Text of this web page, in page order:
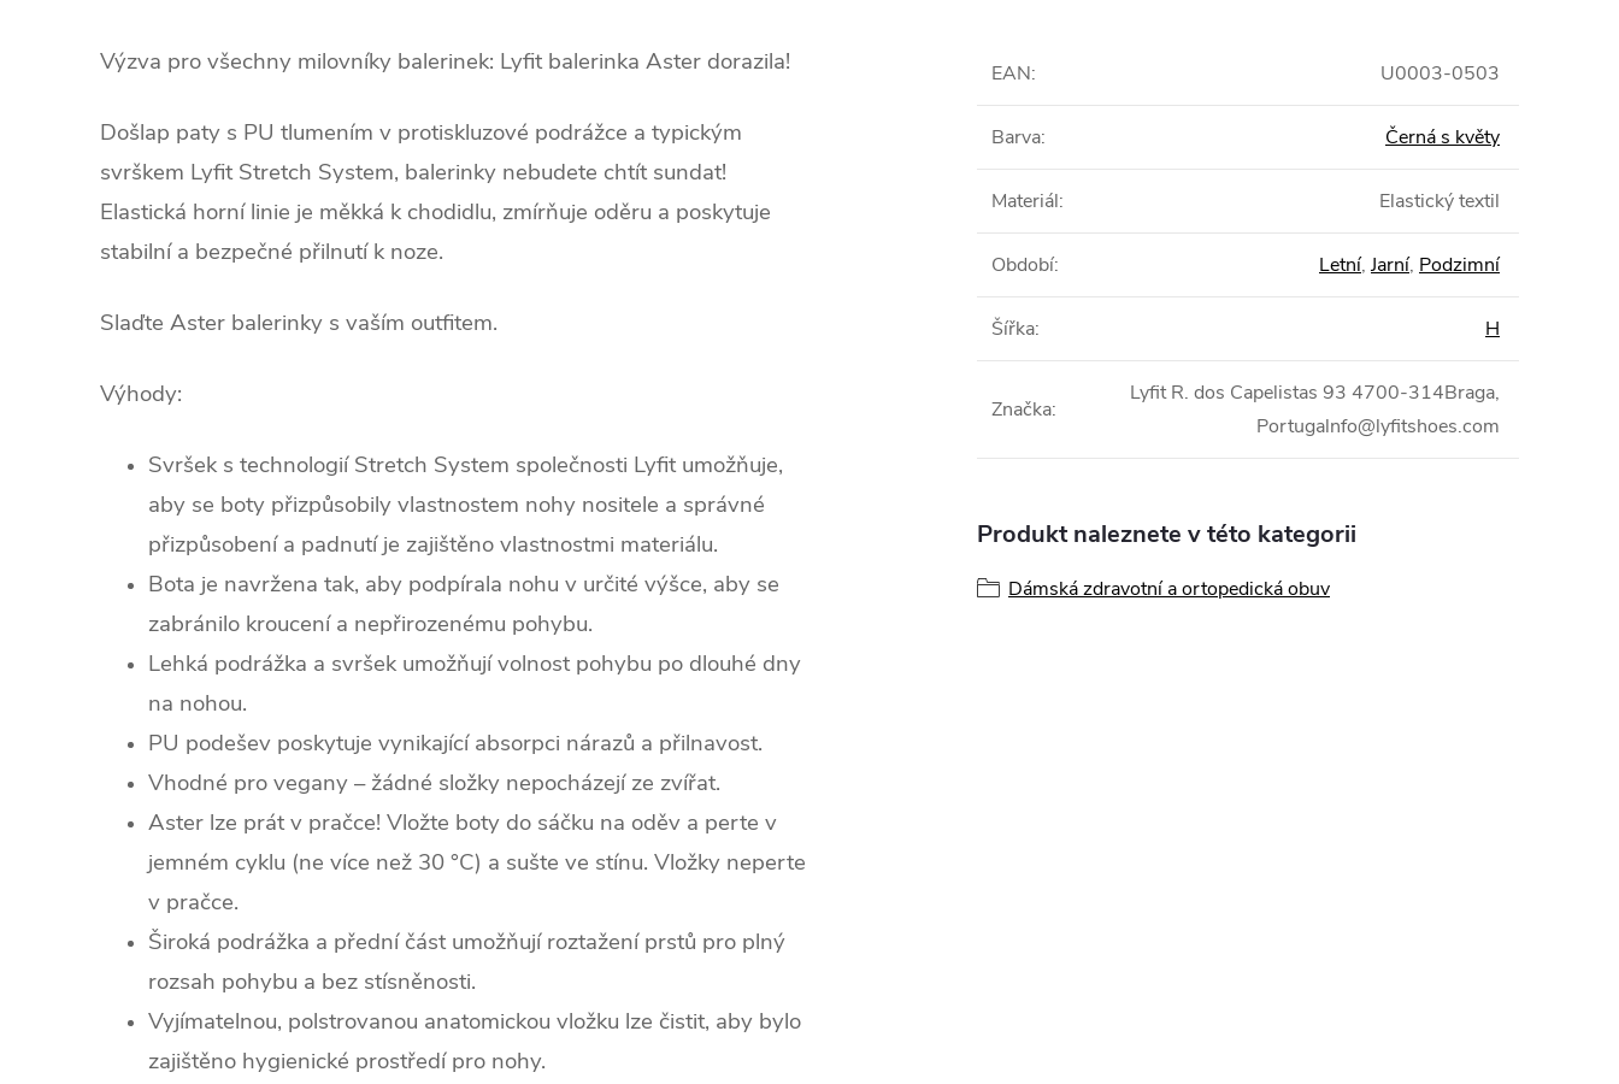
Výzva pro všechny milovníky balerinek: Lyfit balerinka Aster dorazila!
Došlap paty s PU tlumením v protiskluzové podrážce a typickým
svrškem Lyfit Stretch System, balerinky nebudete chtít sundat!
Elastická horní linie je měkká k chodidlu, zmírňuje oděru a poskytuje
stabilní a bezpečné přilnutí k noze.
Slaďte Aster balerinky s vaším outfitem.
Výhody:
Svršek s technologií Stretch System společnosti Lyfit umožňuje,
aby se boty přizpůsobily vlastnostem nohy nositele a správné
přizpůsobení a padnutí je zajištěno vlastnostmi materiálu.
Bota je navržena tak, aby podpírala nohu v určité výšce, aby se
zabránilo kroucení a nepřirozenému pohybu.
Lehká podrážka a svršek umožňují volnost pohybu po dlouhé dny
na nohou.
PU podešev poskytuje vynikající absorpci nárazů a přilnavost.
Vhodné pro vegany – žádné složky nepocházejí ze zvířat.
Aster lze prát v pračce! Vložte boty do sáčku na oděv a perte v
jemném cyklu (ne více než 30 °C) a sušte ve stínu. Vložky neperte
v pračce.
Široká podrážka a přední část umožňují roztažení prstů pro plný
rozsah pohybu a bez stísněnosti.
Vyjímatelnou, polstrovanou anatomickou vložku lze čistit, aby bylo
zajištěno hygienické prostředí pro nohy.
EAN: U0003-0503
Barva: Černá s květy
Materiál: Elastický textil
Období: Letní, Jarní, Podzimní
Šířka: H
Značka:
Lyfit R. dos Capelistas 93 4700-314Braga,
Portugalnfo@lyfitshoes.com
Produkt naleznete v této kategorii
Dámská zdravotní a ortopedická obuv